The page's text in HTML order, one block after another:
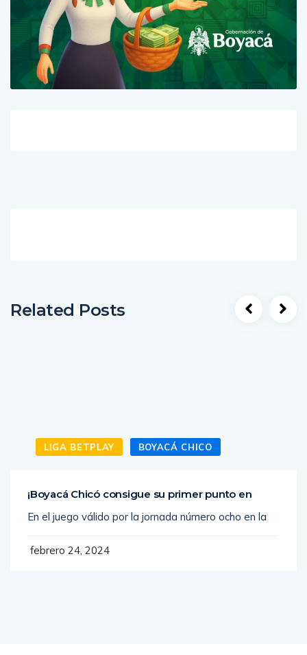
Related Posts
LIGA BETPLAY BOYACÁ CHICO
¡Boyacá Chicó consigue su primer punto en
En el juego válido por la jornada número ocho en la
febrero 24, 2024